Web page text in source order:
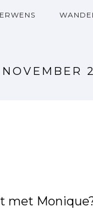
NOVEMBER
met